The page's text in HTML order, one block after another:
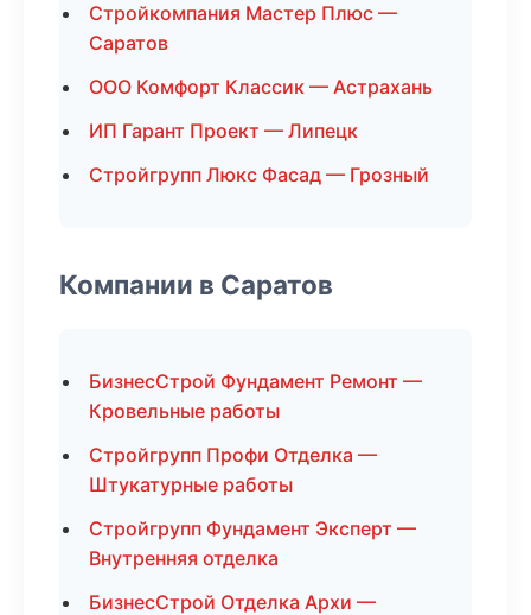
Стройкомпания Мастер Плюс —
Саратов
ООО Комфорт Классик — Астрахань
ИП Гарант Проект — Липецк
Стройгрупп Люкс Фасад — Грозный
Компании в Саратов
БизнесСтрой Фундамент Ремонт —
Кровельные работы
Стройгрупп Профи Отделка —
Штукатурные работы
Стройгрупп Фундамент Эксперт —
Внутренняя отделка
БизнесСтрой Отделка Архи —